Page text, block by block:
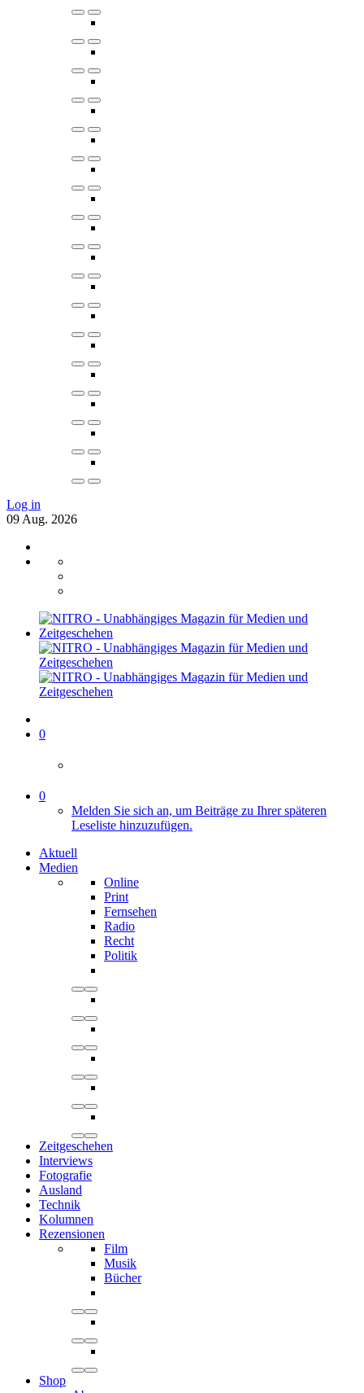
Log in
09 Aug. 2026
0
0
Melden Sie sich an, um Beiträge zu Ihrer späteren
Leseliste hinzuzufügen.
Aktuell
Medien
Online
Print
Fernsehen
Radio
Recht
Politik
Zeitgeschehen
Interviews
Fotografie
Ausland
Technik
Kolumnen
Rezensionen
Film
Musik
Bücher
Shop